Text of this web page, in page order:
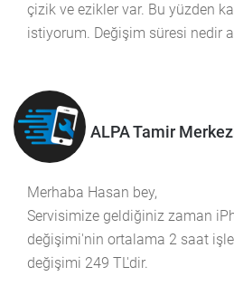
çizik ve ezikler var. Bu yüzden
istiyorum. Değişim süresi nedir
ALPA Tamir
Merhaba Hasan bey,
Servisimize geldiğiniz zaman
değişimi'nin ortalama 2 saat
değişimi 249 TL'dir.